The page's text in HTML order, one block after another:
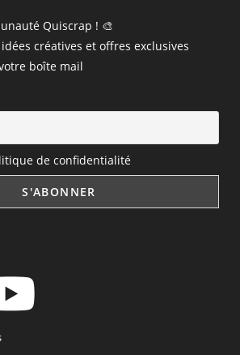
Quiscrap ! 🎨
créatives et offres exclusives
boîte mail
de confidentialité